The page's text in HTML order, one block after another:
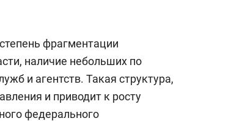
фрагментации
наличие небольших по
и агентств. Такая структура,
и приводит к росту
федерального